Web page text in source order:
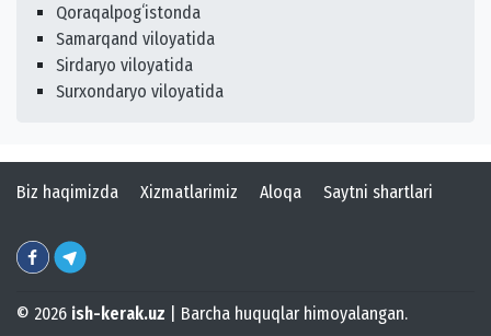
Qoraqalpogʻistonda
Samarqand viloyatida
Sirdaryo viloyatida
Surxondaryo viloyatida
Biz haqimizda Xizmatlarimiz Aloqa Saytni shartlari
© 2026 ish-kerak.uz | Barcha huquqlar himoyalangan.